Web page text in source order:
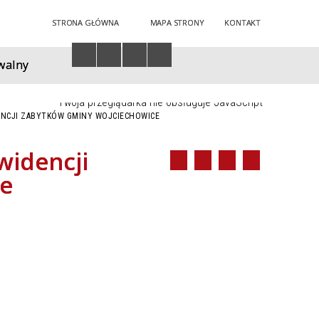
STRONA GŁÓWNA MAPA STRONY KONTAKT
Twoja przeglądarka nie obsługuje JavaScript
ZABYTKÓW GMINY WOJCIECHOWICE